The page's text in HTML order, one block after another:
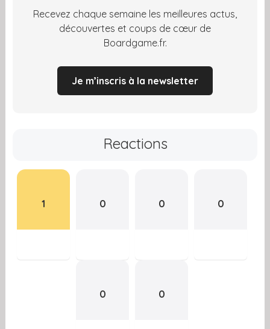
Recevez chaque semaine les meilleures actus,
découvertes et coups de cœur de
Boardgame.fr.
Je m’inscris à la newsletter
Reactions
1 0 0 0
0 0